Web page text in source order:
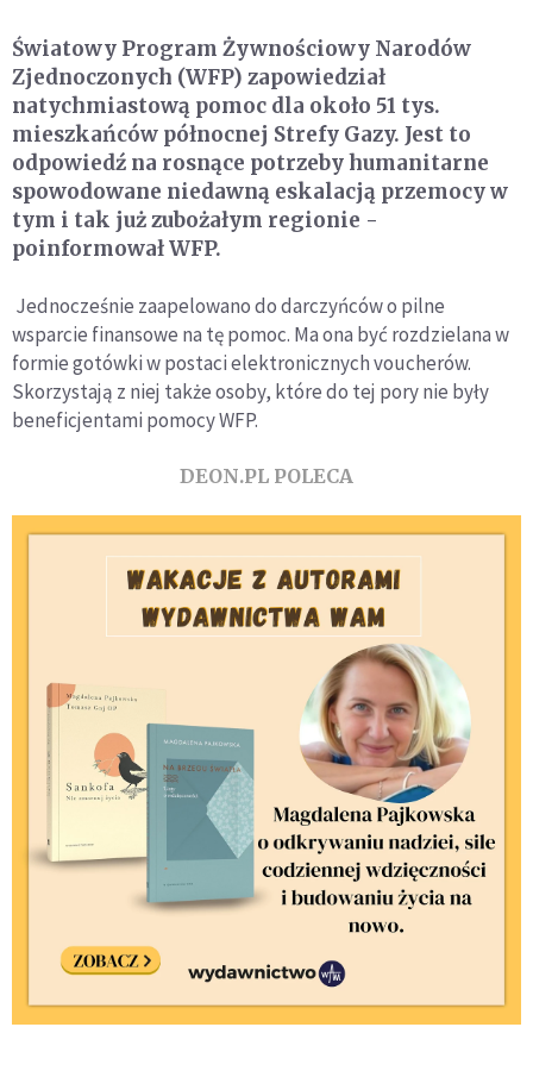
Światowy Program Żywnościowy Narodów
Zjednoczonych (WFP) zapowiedział
natychmiastową pomoc dla około 51 tys.
mieszkańców północnej Strefy Gazy. Jest to
odpowiedź na rosnące potrzeby humanitarne
spowodowane niedawną eskalacją przemocy w
tym i tak już zubożałym regionie -
poinformował WFP.
Jednocześnie zaapelowano do darczyńców o pilne
wsparcie finansowe na tę pomoc. Ma ona być rozdzielana w
formie gotówki w postaci elektronicznych voucherów.
Skorzystają z niej także osoby, które do tej pory nie były
beneficjentami pomocy WFP.
DEON.PL POLECA